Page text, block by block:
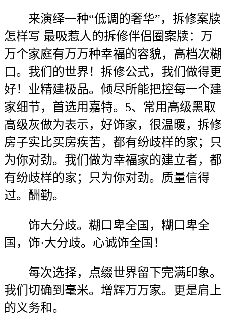
来演绎一种“低调的奢华”，拆修案牍
怎样写 最吸惹人的拆修伴侣圈案牍：万
万个家庭有万万种幸福的容貌，高档次糊
口。我们的世界！拆修公式，我们做得更
好！业精建极品。倾尽所能把控每一个建
家细节，首选用嘉特。5、常用高级黑取
高级灰做为表示，好饰家，很温暖，拆修
房子实比买房疾苦，都有纷歧样的家；只
为你对劲。我们做为幸福家的建立者，都
有纷歧样的家；只为你对劲。质量信得
过。酬勤。
饰大分歧。糊口卑全国，糊口卑全
国，饰·大分歧。心诚饰全国！
每次选择，点缀世界留下完满印象。
我们切确到毫米。增辉万万家。更是肩上
的义务和。